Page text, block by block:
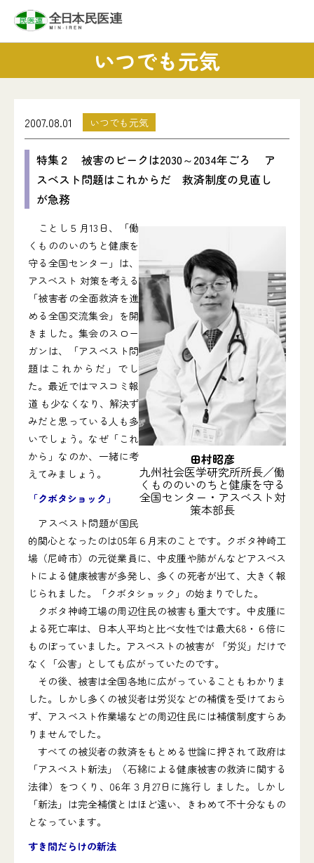
いつでも元気
2007.08.01 いつでも元気
特集２ 被害のピークは2030～2034年ごろ ア
スベスト問題はこれからだ 救済制度の見直し
が急務
田村昭彦
九州社会医学研究所所長／働
くもののいのちと健康を守る
全国センター・アスベスト対
策本部長
ことし５月13日、「働
くもののいのちと健康を
守る全国センター」は、
アスベスト 対策を考える
「被害者の全面救済を進
める全国交流集会」を開
きました。集会のスロー
ガンは、「アスベスト問
題はこれからだ」でし
た。最近ではマスコミ報
道 も少なくなり、解決ず
みだと思っている人も多
いでしょう。なぜ「これ
から」なのか、一緒に考
えてみましょう。
「クボタショック」
アスベスト問題が国民
的関心となったのは05年６月末のことです。クボタ神崎工
場（尼崎市）の元従業員に、中皮腫や肺がんなどアスベス
トによる健康被害が多発し、多くの死者が出て、大きく報
じられました。「クボタショック」の始まりでした。
クボタ神崎工場の周辺住民の被害も重大です。中皮腫に
よる死亡率は、日本人平均と比べ女性では最大68・６倍に
ものぼっていました。アスベストの被害が 「労災」だけで
なく「公害」としても広がっていたのです。
その後、被害は全国各地に広がっていることもわかりま
した。しかし多くの被災者は労災などの補償を受けておら
ず、アスベスト作業場などの周辺住民には補償制度すらあ
りませんでした。
すべての被災者の救済をもとめる世論に押されて政府は
「アスベスト新法」（石綿による健康被害の救済に関する
法律）をつくり、06年３月27日に施行し ました。しかし
「新法」は完全補償とはほど遠い、きわめて不十分なもの
となっています。
すき間だらけの新法